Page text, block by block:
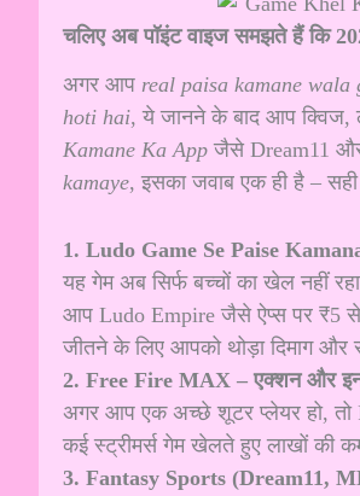
चलिए अब पॉइंट वाइज समझते हैं कि
अगर आप real paisa kamane wala
hoti hai, ये जानने के बाद आप क्विज,
Kamane Ka App जैसे Dream11
kamaye, इसका जवाब एक ही है –
1. Ludo Game Se Paise
यह गेम अब सिर्फ बच्चों का खेल नहीं
आप Ludo Empire जैसे ऐप्स पर ₹5
जीतने के लिए आपको थोड़ा दिमाग और
2. Free Fire MAX – एक्शन और
अगर आप एक अच्छे शूटर प्लेयर हो, तो
कई स्ट्रीमर्स गेम खेलते हुए लाखों की
3. Fantasy Sports (Dream11,